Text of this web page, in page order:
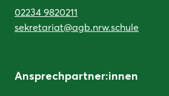
02234 9820211
sekretariat@agb.nrw.schule
Ansprechpartner:innen